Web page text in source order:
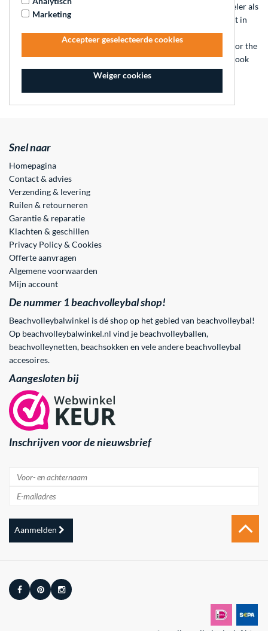
Molten is een sportballenfabrikant pur sang en een wereldspeler als
het gaat om volleyballen, beachvolleyballen en voetballen. Het in
1958 opgerichte Japanse merk Molten is zelfs de grootste
sportballen leverancier ter wereld! De slogan van Molten is: for the
real game! Naast recreatieve beachvolleyballen heeft Molten ook
een FIVB goedgekeurde beachvolleybal, namelijk deMolten
Snel naar
Homepagina
Contact & advies
Verzending & levering
Ruilen & retourneren
Garantie & reparatie
Klachten & geschillen
Privacy Policy & Cookies
Offerte aanvragen
Algemene voorwaarden
Mijn account
De nummer 1 beachvolleybal shop!
Beachvolleybalwinkel is dé shop op het gebied van beachvolleybal!
Op beachvolleybalwinkel.nl vind je beachvolleyballen,
beachvolleynetten, beachsokken en vele andere beachvolleybal
accesoires.
Aangesloten bij
Inschrijven voor de nieuwsbrief
Aanmelden
Marketing
Accepteer geselecteerde cookies
Weiger cookies